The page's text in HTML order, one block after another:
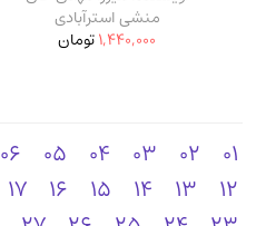
منشی استرآبادی
1,440,000تومان
01
02
03
04
05
06
12
13
14
15
16
17